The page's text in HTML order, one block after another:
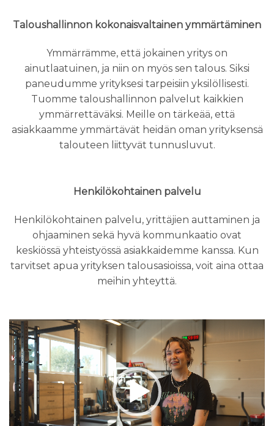
Taloushallinnon kokonaisvaltainen ymmärtäminen
Ymmärrämme, että jokainen yritys on
ainutlaatuinen, ja niin on myös sen talous. Siksi
paneudumme yrityksesi tarpeisiin yksilöllisesti.
Tuomme taloushallinnon palvelut kaikkien
ymmärrettäväksi. Meille on tärkeää, että
asiakkaamme ymmärtävät heidän oman yrityksensä
talouteen liittyvät tunnusluvut.
Henkilökohtainen palvelu
Henkilökohtainen palvelu, yrittäjien auttaminen ja
ohjaaminen sekä hyvä kommunkaatio ovat
keskiössä yhteistyössä asiakkaidemme kanssa. Kun
tarvitset apua yrityksen talousasioissa, voit aina ottaa
meihin yhteyttä.
Videotoistin